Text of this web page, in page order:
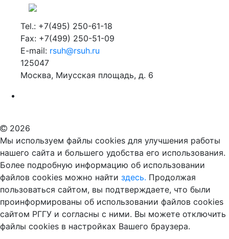
Tel.: +7(495) 250-61-18
Fax: +7(499) 250-51-09
E-mail:
125047
2026
Мы используем файлы cookies для улучшения работы
нашего сайта и большего удобства его использования.
Более подробную информацию об использовании
файлов cookies можно найтиздесь.Продолжая
пользоваться сайтом, вы подтверждаете, что были
проинформированы об использовании файлов cookies
сайтом РГГУ и согласны с ними. Вы можете отключить